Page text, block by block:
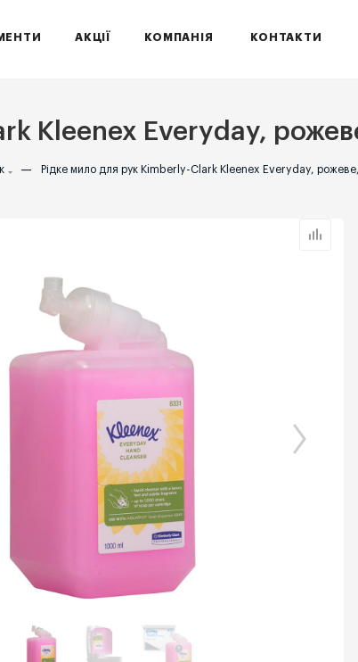
АКЦІЇ КОМПАНІЯ КОНТАКТИ
Kleenex Everyday,
— Рідке мило для рук Kimberly-Clark Kleenex Everyday,